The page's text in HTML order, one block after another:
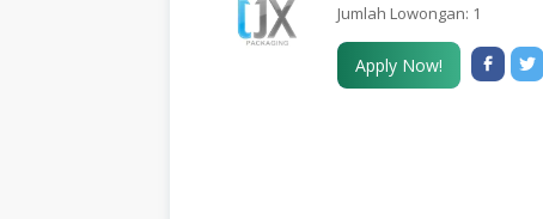
Jumlah Lowongan: 1
Apply Now!